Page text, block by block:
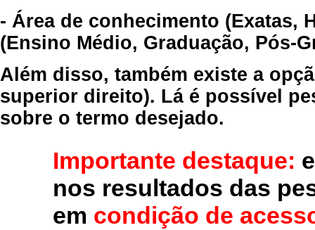
- Área de conhecimento (Exatas,
(Ensino Médio, Graduação, Pós-
Além disso, também existe a
superior direito). Lá é possível
sobre o termo desejado.
Importante destaque:
nos resultados das
em condição de